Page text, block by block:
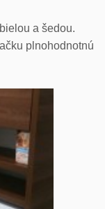
a šedou.
plnohodnotnú